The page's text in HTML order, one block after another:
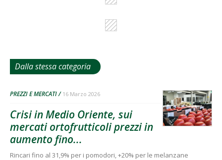
Dalla stessa categoria
PREZZI E MERCATI 16 Marzo 2026
Crisi in Medio Oriente, sui
mercati ortofrutticoli prezzi in
aumento fino...
Rincari fino al 31,9% per i pomodori, +20% per le melanzane